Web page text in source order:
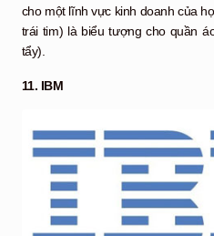
cho một lĩnh vực kinh doanh của
trái tim) là biểu tượng cho quần
tẩy).
11. IBM